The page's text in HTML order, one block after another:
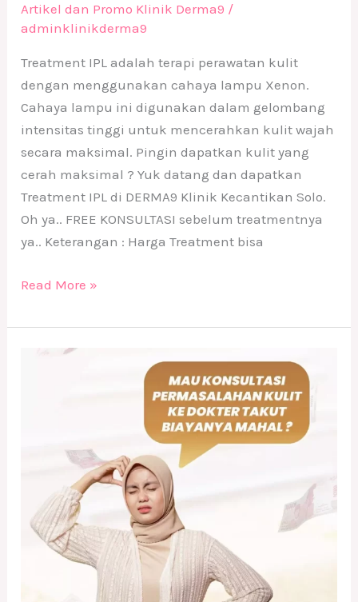
Artikel dan Promo Klinik Derma9 /
adminklinikderma9
Treatment IPL adalah terapi perawatan kulit
dengan menggunakan cahaya lampu Xenon.
Cahaya lampu ini digunakan dalam gelombang
intensitas tinggi untuk mencerahkan kulit wajah
secara maksimal. Pingin dapatkan kulit yang
cerah maksimal ? Yuk datang dan dapatkan
Treatment IPL di DERMA9 Klinik Kecantikan Solo.
Oh ya.. FREE KONSULTASI sebelum treatmentnya
ya.. Keterangan : Harga Treatment bisa
Read More »
Konsultasi
Kecantikan